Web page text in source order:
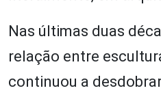
Nas últimas duas
relação entre
continuou a